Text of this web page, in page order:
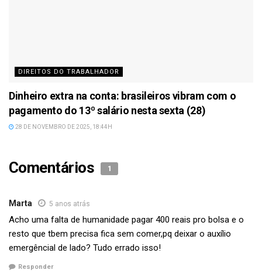
DIREITOS DO TRABALHADOR
Dinheiro extra na conta: brasileiros vibram com o
pagamento do 13º salário nesta sexta (28)
28 DE NOVEMBRO DE 2025, 18:44H
Comentários 1
Marta 5 anos atrás
Acho uma falta de humanidade pagar 400 reais pro bolsa e o
resto que tbem precisa fica sem comer,pq deixar o auxílio
emergêncial de lado? Tudo errado isso!
Responder